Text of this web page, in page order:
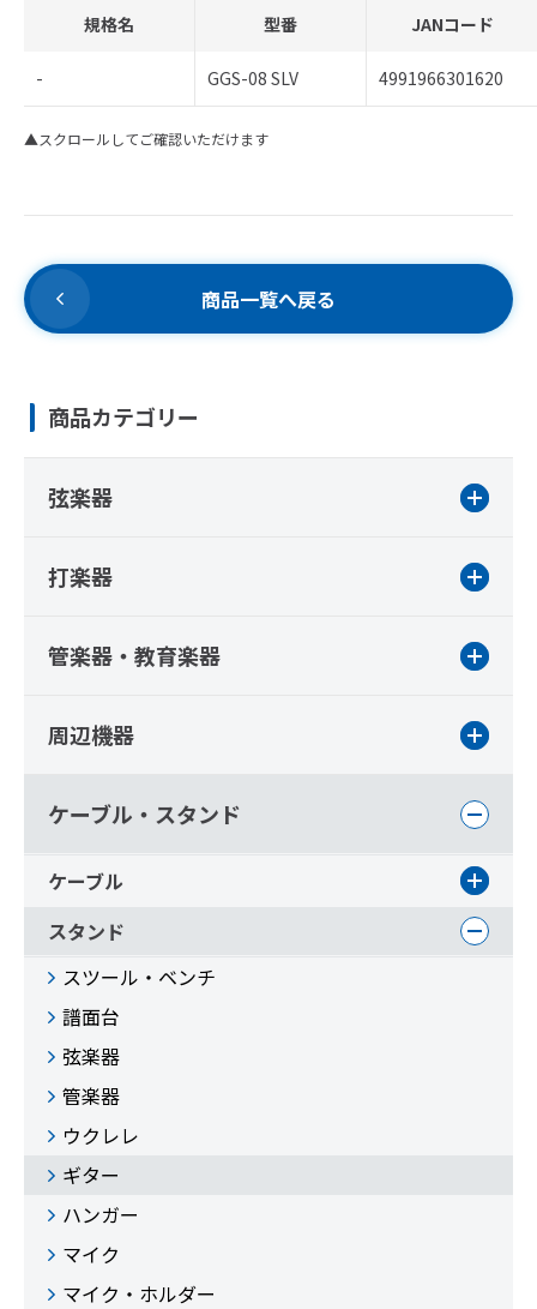
規格名 型番 JANコード
- GGS-08 SLV 4991966301620
▲スクロールしてご確認いただけます
商品一覧へ戻る
商品カテゴリー
弦楽器
打楽器
管楽器・教育楽器
周辺機器
ケーブル・スタンド
ケーブル
スタンド
スツール・ベンチ
譜面台
弦楽器
管楽器
ウクレレ
ギター
ハンガー
マイク
マイク・ホルダー